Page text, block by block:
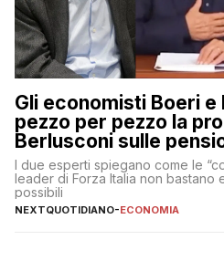
Gli economisti Boeri
pezzo per pezzo la
Berlusconi sulle
I due esperti spiegano come le
leader di Forza Italia non bastano
possibili
NEXTQUOTIDIANO-ECONOMIA